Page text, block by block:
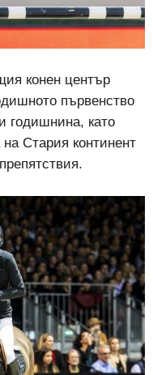
конен център
първенство
годишнина, като
Стария континент